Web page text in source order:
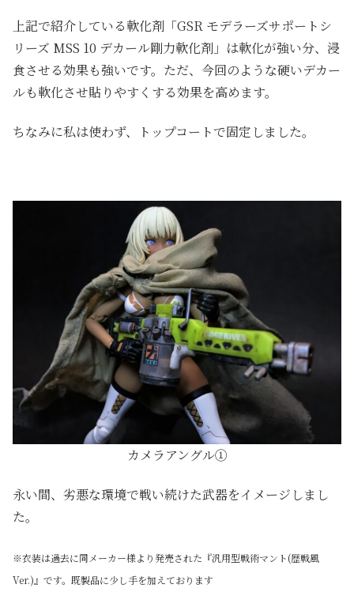
上記で紹介している軟化剤「GSR モデラーズサポートシ
リーズ MSS 10 デカール剛力軟化剤」は軟化が強い分、浸
食させる効果も強いです。ただ、今回のような硬いデカー
ルも軟化させ貼りやすくする効果を高めます。
ちなみに私は使わず、トップコートで固定しました。
カメラアングル①
永い間、劣悪な環境で戦い続けた武器をイメージしまし
た。
※衣装は過去に同メーカー様より発売された『汎用型戦術マント(歴戦風
Ver.)』です。既製品に少し手を加えております